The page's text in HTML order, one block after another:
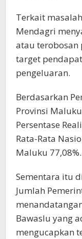
Terkait
Mendagri
atau terobosan
target
pengeluaran.
Berdasarkan
Provinsi
Persentase
Rata-Rata
Maluku 77,08%.
Sementara itu
Jumlah
Bawaslu yang
mengucapkan